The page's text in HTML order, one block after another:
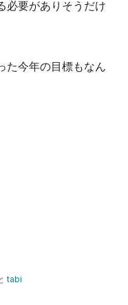
必要がありそうだけ
た今年の目標もなん
tabi